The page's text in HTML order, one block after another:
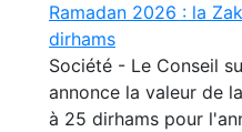
Ramadan 2026 : la
dirhams
Société - Le Conseil
annonce la valeur de
à 25 dirhams pour